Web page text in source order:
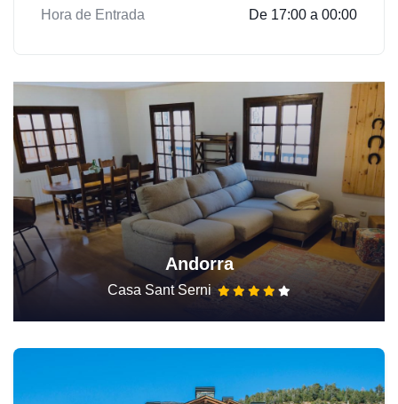
Hora de Entrada De 17:00 a 00:00
Andorra
Casa Sant Serni